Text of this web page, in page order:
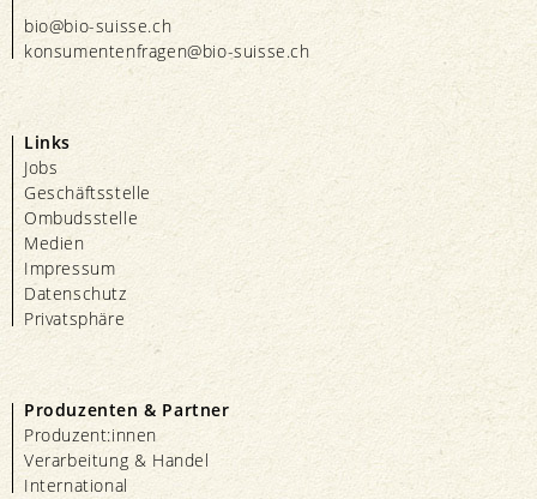
bio@bio-suisse.ch
konsumentenfragen@bio-suisse.ch
Links
Jobs
Geschäftsstelle
Ombudsstelle
Medien
Impressum
Datenschutz
Privatsphäre
Produzenten & Partner
Produzent:innen
Verarbeitung & Handel
International